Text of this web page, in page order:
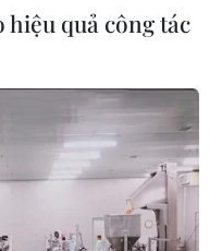
Tổ
quả công tác